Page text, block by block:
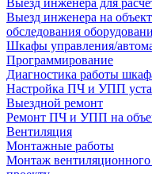
Выезд инженера для
Выезд инженера на
обследования
Шкафы управления/
Программирование
Диагностика работы
Настройка ПЧ и УПП
Выездной ремонт
Ремонт ПЧ и УПП на
Вентиляция
Монтажные работы
Монтаж